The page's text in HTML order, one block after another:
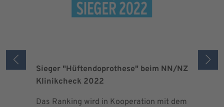
Sieger "Hüftendoprothese" beim NN/NZ
Klinikcheck 2022
Das Ranking wird in Kooperation mit dem